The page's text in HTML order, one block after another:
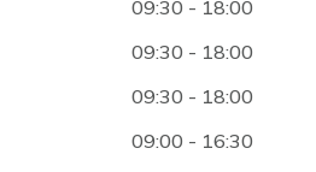
09:30 - 18:00
09:30 - 18:00
09:30 - 18:00
09:00 - 16:30